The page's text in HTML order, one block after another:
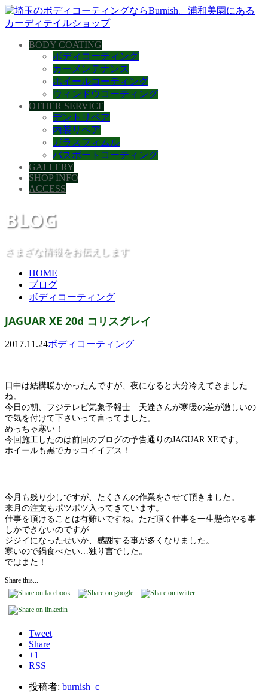
BODY COATING
ボディコーティング
カーメンテナンス
ホイールコーティング
ウィンドウコーティング
OTHER SERVICE
デントリペア
内装リペア
ガラスフィムル
バスボートコーティング
GALLERY
SHOP INFO
ACCESS
BLOG
さまざな情報をお伝えします
HOME
ブログ
ボディコーティング
JAGUAR XE 20d コリスグレイ
2017.11.24ボディコーティング
日中は結構暖かかったんですが、夜になると大分冷えてきました
ね。
今日の朝、フジテレビ気象予報士 天達さんが寒暖の差が激しいの
で気を付けて下さいって言ってました。
めっちゃ寒い！
今回施工したのは前回のブログの予告通りのJAGUAR XEです。
ホイールも黒でカッコイイデス！
今月も残り少しですが、たくさんの作業をさせて頂きました。
来月の注文もポツポツ入ってきています。
仕事を頂けることは有難いですね。ただ頂く仕事を一生懸命やる事
しかできないのですが…
ジジイになったせいか、感謝する事が多くなりました。
寒いので鍋食べたい…独り言でした。
ではまた！
Share this...
Tweet
Share
+1
RSS
投稿者: burnish_c